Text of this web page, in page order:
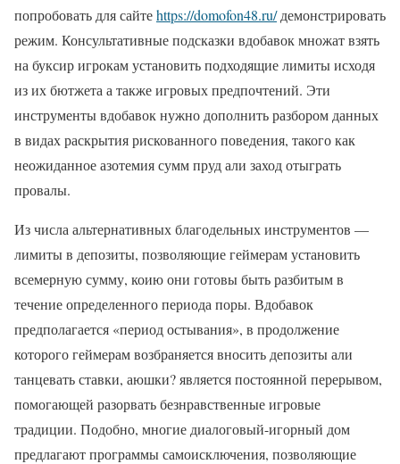
попробовать для сайтеhttps://domofon48.ru/демонстрировать
режим. Консультативные подсказки вдобавок множат взять
на буксир игрокам установить подходящие лимиты исходя
из их бютжета а также игровых предпочтений. Эти
инструменты вдобавок нужно дополнить разбором данных
в видах раскрытия рискованного поведения, такого как
неожиданное азотемия сумм пруд али заход отыграть
провалы.
Из числа альтернативных благодельных инструментов —
лимиты в депозиты, позволяющие геймерам установить
всемерную сумму, коию они готовы быть разбитым в
течение определенного периода поры. Вдобавок
предполагается «период остывания», в продолжение
которого геймерам возбраняется вносить депозиты али
танцевать ставки, аюшки? является постоянной перерывом,
помогающей разорвать безнравственные игровые
традиции. Подобно, многие диалоговый-игорный дом
предлагают программы самоисключения, позволяющие